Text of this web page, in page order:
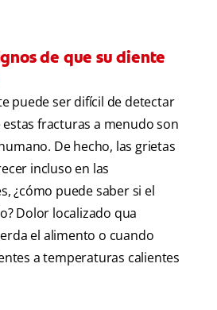
de que su diente
puede ser difícil de detectar
fracturas a menudo son
De hecho, las grietas
incluso en las
¿cómo puede saber si el
Dolor localizado qua
el alimento o cuando
a temperaturas calientes